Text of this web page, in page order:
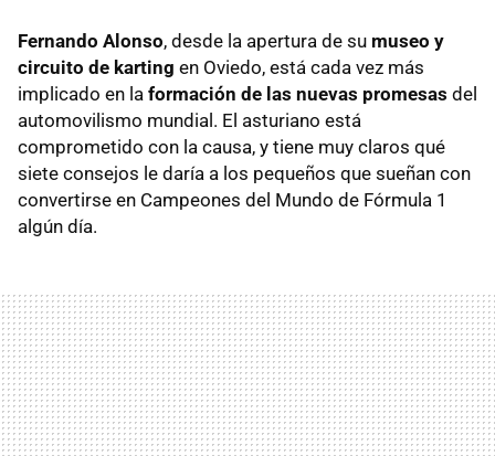
Fernando Alonso, desde la apertura de su museo y
circuito de karting en Oviedo, está cada vez más
implicado en la formación de las nuevas promesas del
automovilismo mundial. El asturiano está
comprometido con la causa, y tiene muy claros qué
siete consejos le daría a los pequeños que sueñan con
convertirse en Campeones del Mundo de Fórmula 1
algún día.